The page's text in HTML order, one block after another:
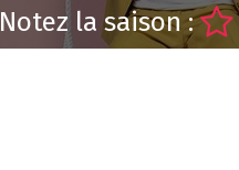
Notez la saison :